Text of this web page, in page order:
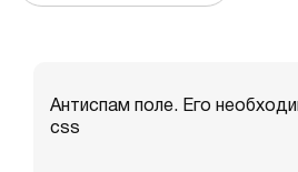
Антиспам поле. Его
css